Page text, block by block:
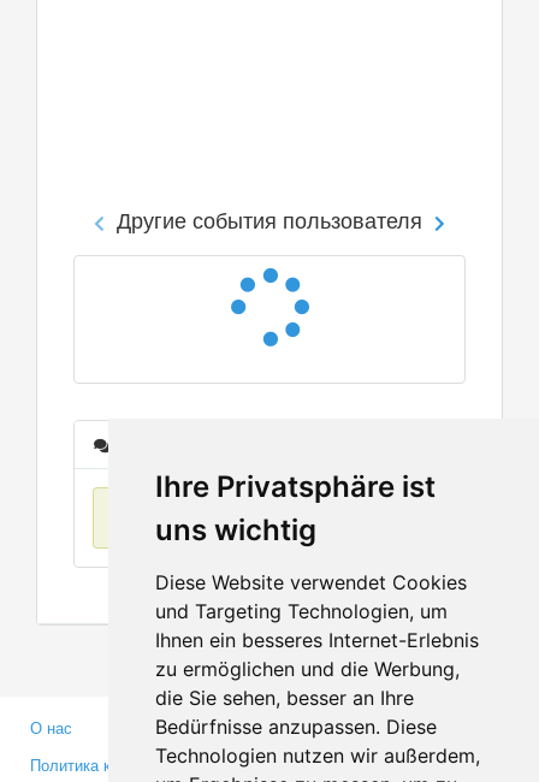
Ihre Privatsphäre ist
uns wichtig
Diese Website verwendet Cookies
und Targeting Technologien, um
Ihnen ein besseres Internet-Erlebnis
zu ermöglichen und die Werbung,
die Sie sehen, besser an Ihre
Bedürfnisse anzupassen. Diese
Technologien nutzen wir außerdem,
Другие события пользователя
О нас
Политика конфиденциальности
Партнерам
Инвесторам